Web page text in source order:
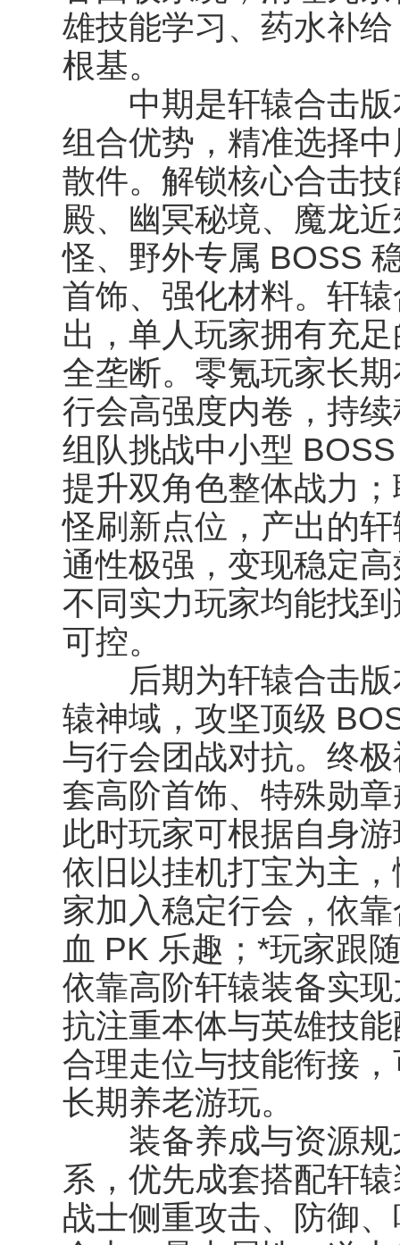
雄技能学习、药水补
根基。
中期是轩辕合击版
组合优势，精准选择
散件。解锁核心合击
殿、幽冥秘境、魔龙
怪、野外专属 BOSS
首饰、强化材料。轩
出，单人玩家拥有充
全垄断。零氪玩家长
行会高强度内卷，持
组队挑战中小型
提升双角色整体战力
怪刷新点位，产出的
通性极强，变现稳定
不同实力玩家均能找
可控。
后期为轩辕合击版
辕神域，攻坚顶级
与行会团战对抗。终
套高阶首饰、特殊勋
此时玩家可根据自身
依旧以挂机打宝为主
家加入稳定行会，依
血 PK 乐趣；*玩家跟
依靠高阶轩辕装备实
抗注重本体与英雄技
合理走位与技能衔接
长期养老游玩。
装备养成与资源规
系，优先成套搭配轩
战士侧重攻击、防御